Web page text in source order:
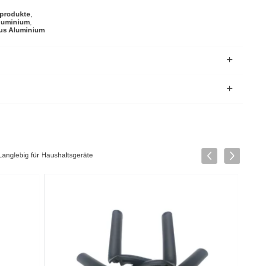
,
,
Aluminium
für Haushaltsgeräte